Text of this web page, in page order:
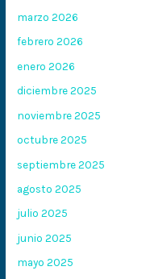
marzo 2026
febrero 2026
enero 2026
diciembre 2025
noviembre 2025
octubre 2025
septiembre 2025
agosto 2025
julio 2025
junio 2025
mayo 2025